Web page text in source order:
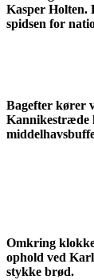
Kasper Holten.
spidsen for
Bagefter kører
Kannikestræde
Omkring
ophold ved
stykke brød.